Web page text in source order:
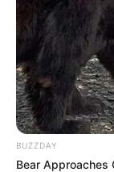
BUZZDAY
Bear Approaches